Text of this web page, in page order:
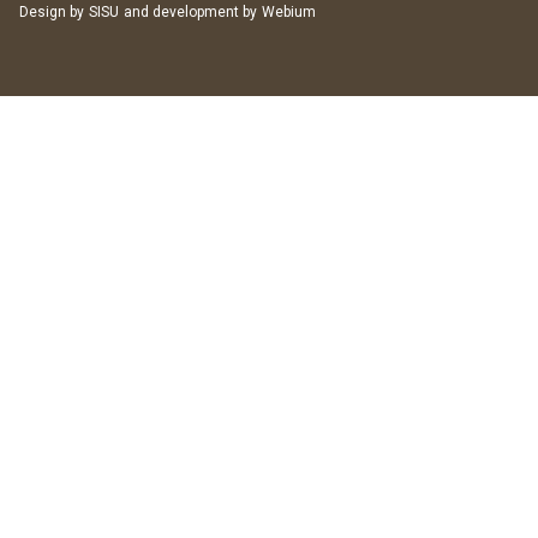
Design by SISU and development by Webium